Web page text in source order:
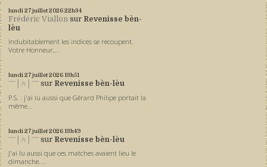
lundi 27juillet 202622h34
Frédéric Viallon sur Revenisse bèn-
lèu
Indubitablement les indices se recoupent.
Votre Honneur,...
lundi 27juillet 202613h51
ˉˉˉ│∩│ˉˉˉ sur Revenisse bèn-lèu
P.S. : j'ai lu aussi que Gérard Philipe portait la
même...
lundi 27juillet 202613h49
ˉˉˉ│∩│ˉˉˉ sur Revenisse bèn-lèu
J'ai lu aussi que ces matches avaient lieu le
dimanche....